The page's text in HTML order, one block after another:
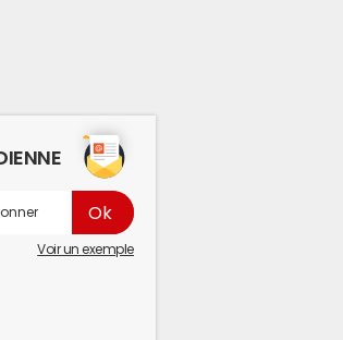
Voir un exemple